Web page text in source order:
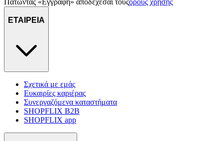
Πατώντας «Εγγραφή» αποδέχεσαι τουςόρους χρήσης
ΕΤΑΙΡΕΙΑ
Σχετικά με εμάς
Ευκαιρίες καριέρας
Συνεργαζόμενα καταστήματα
SHOPFLIX B2B
SHOPFLIX app